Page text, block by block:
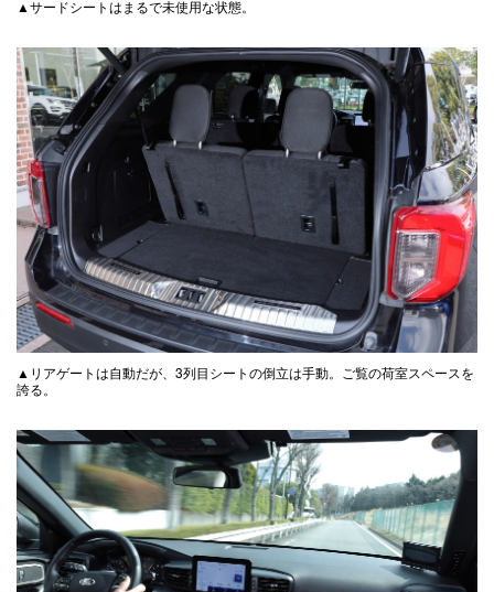
▲サードシートはまるで未使用な状態。
▲リアゲートは自動だが、3列目シートの倒立は手動。ご覧の荷室スペースを
誇る。